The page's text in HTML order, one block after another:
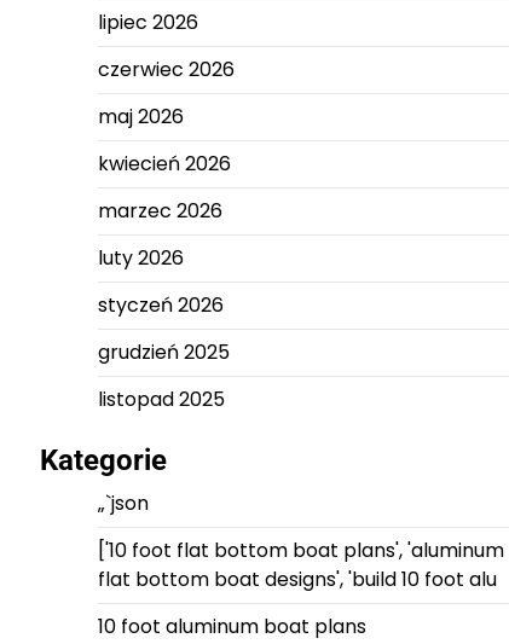
lipiec 2026
czerwiec 2026
maj 2026
kwiecień 2026
marzec 2026
luty 2026
styczeń 2026
grudzień 2025
listopad 2025
Kategorie
„`json
['10 foot flat bottom boat plans', 'aluminum
flat bottom boat designs', 'build 10 foot alu
10 foot aluminum boat plans